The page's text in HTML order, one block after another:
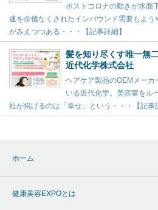
ポストコロナの動きが水面
速を余儀なくされたインバウンド需要もよう
がみえつつある・・・【記事詳細】
髪を知り尽くす唯一無
近代化学株式会社
ヘアケア製品のOEMメー
いる近代化学。美容室をル
社が掲げるのは「幸せ」という・・・【記事
ホーム
健康美容EXPOとは